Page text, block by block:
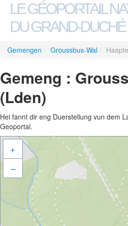
LE GÉOPORTAIL
DU GRAND-
Gemengen / Groussbus-Wal /
Gemeng :
(Lden)
Hei fannt dir eng Duerstellung vun dem
Geoportal.
+
–